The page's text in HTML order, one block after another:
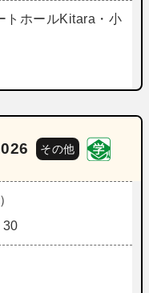
トホールKitara・小
その他
30